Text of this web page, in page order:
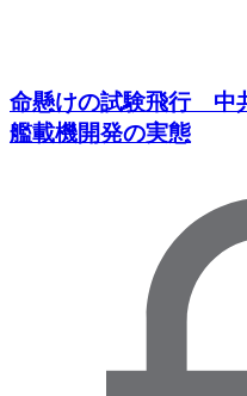
命懸けの試験飛行 中
艦載機開発の実態